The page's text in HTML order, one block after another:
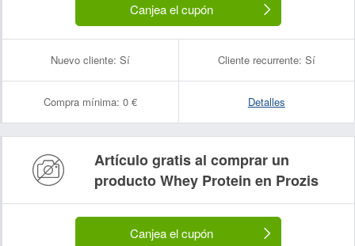
Canjea el cupón
Nuevo cliente: Sí Cliente recurrente: Sí
Compra mínima: 0 € Detalles
Artículo gratis al comprar un
producto Whey Protein en Prozis
Canjea el cupón